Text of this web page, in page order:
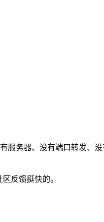
服务器、没有端口转发、
反馈挺快的。